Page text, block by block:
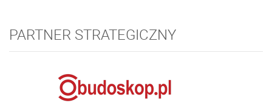
PARTNER STRATEGICZNY